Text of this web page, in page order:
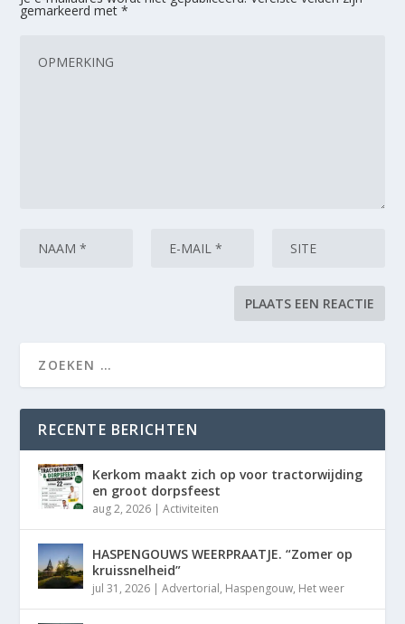
gemarkeerd met*
RECENTE BERICHTEN
Kerkom maakt zich op voor tractorwijding
en groot dorpsfeest
aug 2, 2026 |Activiteiten
HASPENGOUWS WEERPRAATJE. “Zomer op
kruissnelheid”
jul 31, 2026 |Advertorial, Haspengouw, Het weer